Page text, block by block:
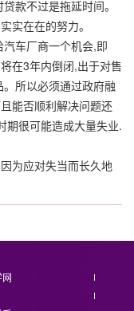
款不过是拖延时间。
在在的努力。
车厂商一个机会,即
在3年内倒闭,出于对售
所以必须通过政府融
能否顺利解决问题还
期很可能造成大量失业.
为应对失当而长久地